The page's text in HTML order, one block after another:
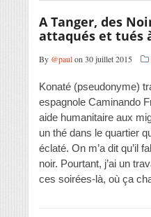
A Tanger, des
attaqués et tués
By @paulon 30 juillet 2015
Konaté (pseudonyme)
espagnole Caminando
aide humanitaire aux
un thé dans le quartier
éclaté. On m’a dit qu’il
noir. Pourtant, j’ai un
ces soirées-là, où ça